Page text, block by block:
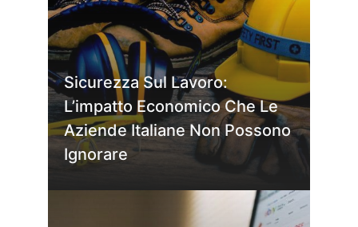
Sicurezza Sul Lavoro:
L’impatto Economico Che Le
Aziende Italiane Non Possono
Ignorare